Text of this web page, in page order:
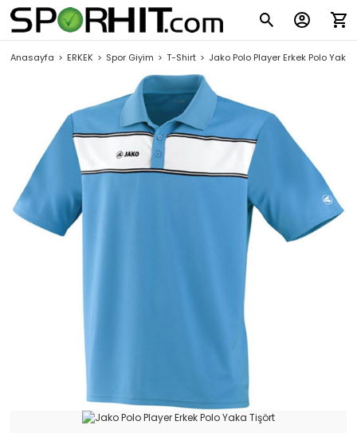
Anasayfa ERKEK Spor Giyim T-Shirt Jako Polo Player Erkek Polo Yaka